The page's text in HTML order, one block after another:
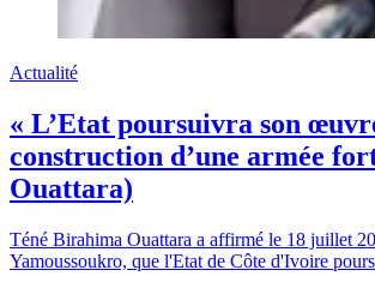
Actualité
« L’Etat poursuivra son
construction d’une armée
Ouattara)
Téné Birahima Ouattara a affirmé le 18 juillet
Yamoussoukro, que l'Etat de Côte d'Ivoire